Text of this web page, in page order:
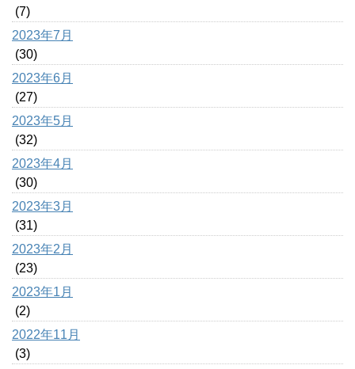
(7)
2023年7月
(30)
2023年6月
(27)
2023年5月
(32)
2023年4月
(30)
2023年3月
(31)
2023年2月
(23)
2023年1月
(2)
2022年11月
(3)